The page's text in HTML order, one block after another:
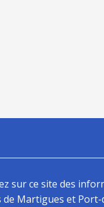
sur ce site des
de Martigues et